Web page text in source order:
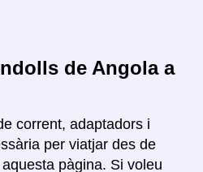
de Angola a
corrent, adaptadors i
per viatjar des de
pàgina. Si voleu